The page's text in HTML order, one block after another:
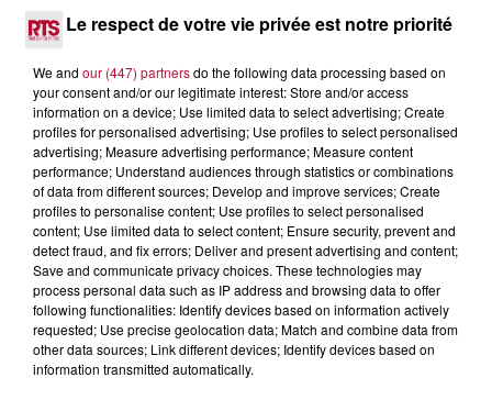
DINER CONCERT À LA MJC DE MARSEILLAN
6 août 2026
Le respect de votre vie privée est notre priorité
We and our (447) partnersdo the following data processing based on
your consent and/or our legitimate interest: Store and/or access
information on a device; Use limited data to select advertising; Create
profiles for personalised advertising; Use profiles to select personalised
advertising; Measure advertising performance; Measure content
performance; Understand audiences through statistics or combinations
of data from different sources; Develop and improve services; Create
profiles to personalise content; Use profiles to select personalised
content; Use limited data to select content; Ensure security, prevent and
detect fraud, and fix errors; Deliver and present advertising and content;
Save and communicate privacy choices. These technologies may
process personal data such as IP address and browsing data to offer
following functionalities: Identify devices based on information actively
requested; Use precise geolocation data; Match and combine data from
other data sources; Link different devices; Identify devices based on
information transmitted automatically.